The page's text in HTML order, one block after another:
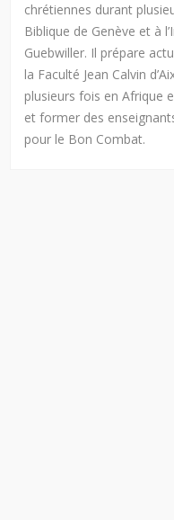
chrétiennes durant
Biblique de Genève et à
Guebwiller. Il prépare
la Faculté Jean Calvin
plusieurs fois en Afrique
et former des
pour le Bon Combat.